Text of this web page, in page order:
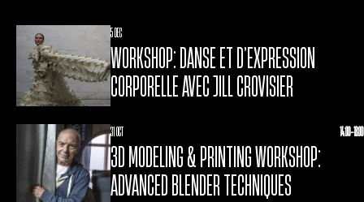
5 DEC
WORKSHOP: DANSE ET D’EXPRESSION
CORPORELLE AVEC JILL CROVISIER
31 OCT 14:00-18:00
3D MODELING & PRINTING WORKSHOP:
ADVANCED BLENDER TECHNIQUES